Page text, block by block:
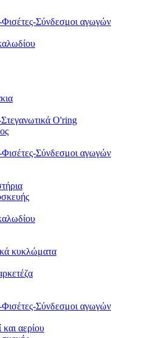
Σύνδεσμοι αγωγών
O'ring
Σύνδεσμοι αγωγών
κυκλώματα
Σύνδεσμοι αγωγών
και αερίου